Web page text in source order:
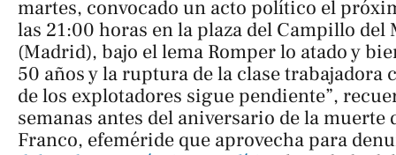
martes, convocado un acto político el
las 21:00 horas en la plaza del Campillo del
(Madrid), bajo el lema Romper lo atado y
50 años y la ruptura de la clase trabajadora
de los explotadores sigue pendiente”,
semanas antes del aniversario de la
Franco, efeméride que aprovecha para